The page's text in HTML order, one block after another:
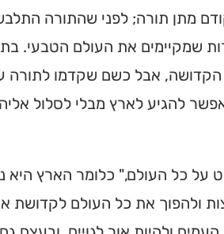
מתן תורה; לפני שהתורה התלבשה
שמקיימים את העולם הטבעי.
אבל כשם שקדמו לתורה
להגיע לארץ מבלי לסלול
כל העולם," כלומר הארץ היא
ולהפוך את כל העולם לקדושת